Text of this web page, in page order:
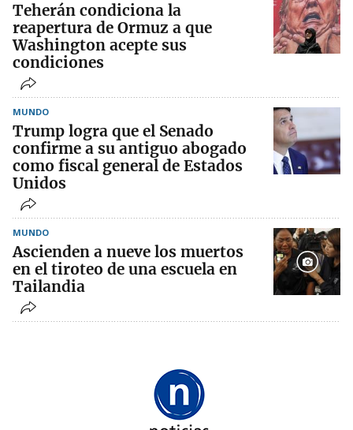
Teherán condiciona la
reapertura de Ormuz a que
Washington acepte sus
condiciones
MUNDO
Trump logra que el Senado
confirme a su antiguo abogado
como fiscal general de Estados
Unidos
MUNDO
Ascienden a nueve los muertos
en el tiroteo de una escuela en
Tailandia